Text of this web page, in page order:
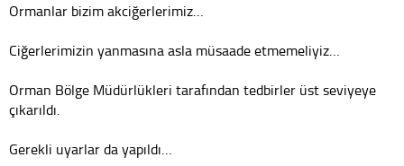
Ormanlar bizim akciğerlerimiz…
Ciğerlerimizin yanmasına asla müsaade etmemeliyiz…
Orman Bölge Müdürlükleri tarafından tedbirler üst seviyeye
çıkarıldı.
Gerekli uyarlar da yapıldı…